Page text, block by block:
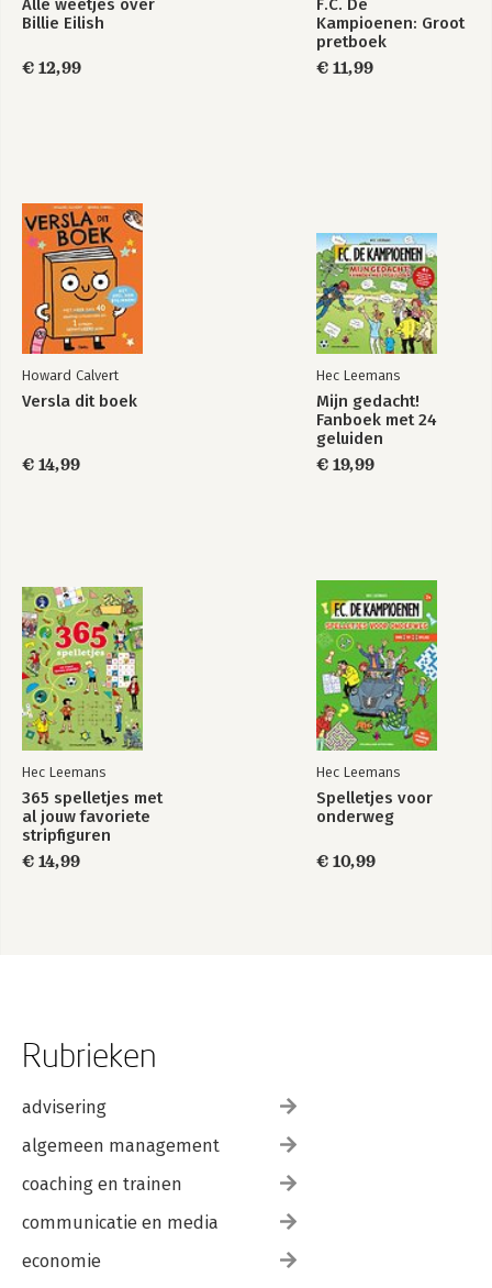
Alle weetjes over
Billie Eilish
€ 12,99
F.C. De
Kampioenen: Groot
pretboek
€ 11,99
Howard Calvert
Versla dit boek
€ 14,99
Hec Leemans
Mijn gedacht!
Fanboek met 24
geluiden
€ 19,99
Hec Leemans
365 spelletjes met
al jouw favoriete
stripfiguren
€ 14,99
Hec Leemans
Spelletjes voor
onderweg
€ 10,99
Rubrieken
advisering
algemeen management
coaching en trainen
communicatie en media
economie